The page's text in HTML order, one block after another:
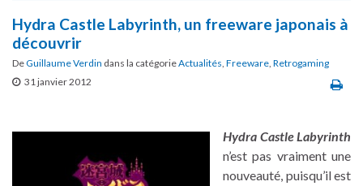
Hydra Castle Labyrinth, un freeware japonais à
découvrir
DeGuillaume Verdin dans la catégorieActualités, Freeware, Retrogaming
31 janvier 2012
Hydra Castle Labyrinth
n’est pas vraiment une
nouveauté, puisqu’il est